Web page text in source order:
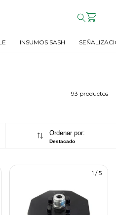
INSUMOS SASH
93 productos
Ordenar por:
Destacado
1 /5